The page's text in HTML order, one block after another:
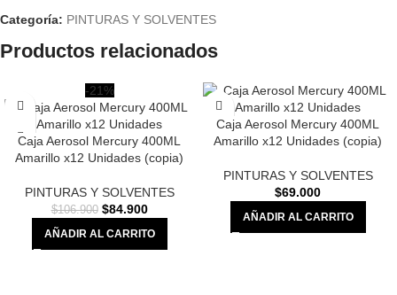
Categoría: PINTURAS Y SOLVENTES
Productos relacionados
-21%
Caja Aerosol Mercury 400ML
Amarillo x12 Unidades (copia)
PINTURAS Y SOLVENTES
$106.900 $84.900
AÑADIR AL CARRITO
Caja Aerosol Mercury 400ML
Amarillo x12 Unidades (copia)
PINTURAS Y SOLVENTES
$69.000
AÑADIR AL CARRITO